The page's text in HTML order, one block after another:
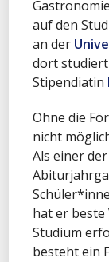
auf den
an der
dort
Stipendiatin
Ohne die
nicht
Als einer
hat er beste
Studium
besteht ein